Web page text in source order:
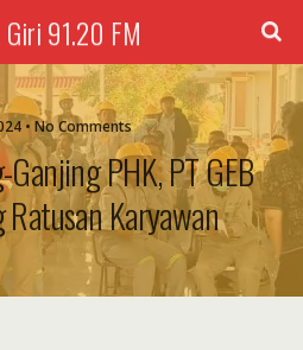
Giri 91.20 FM
• No Comments
PHK, PT GEB
Karyawan